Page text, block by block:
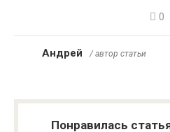
0
Андрей / автор статьи
Понравилась